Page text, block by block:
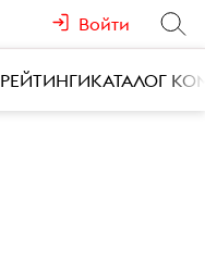
Войти
РЕЙТИНГИКАТАЛОГ